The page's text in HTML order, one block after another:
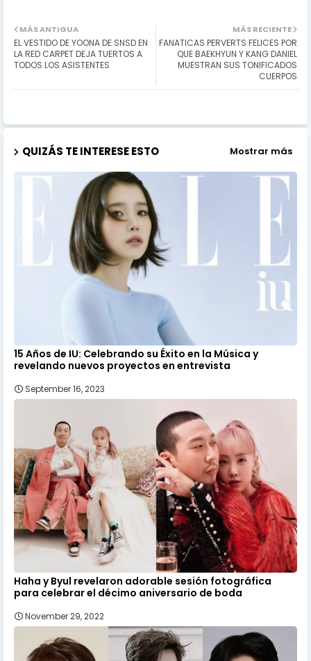
MÁS RECIENTE
FANATICAS PERVERTS FELICES POR
QUE BAEKHYUN Y KANG DANIEL
MUESTRAN SUS TONIFICADOS
CUERPOS
MÁS ANTIGUA
EL VESTIDO DE YOONA DE SNSD EN
LA RED CARPET DEJA TUERTOS A
TODOS LOS ASISTENTES
QUIZÁS TE INTERESE ESTO Mostrar más
15 Años de IU: Celebrando su Éxito en la Música y
revelando nuevos proyectos en entrevista
September 16, 2023
Haha y Byul revelaron adorable sesión fotográfica
para celebrar el décimo aniversario de boda
November 29, 2022